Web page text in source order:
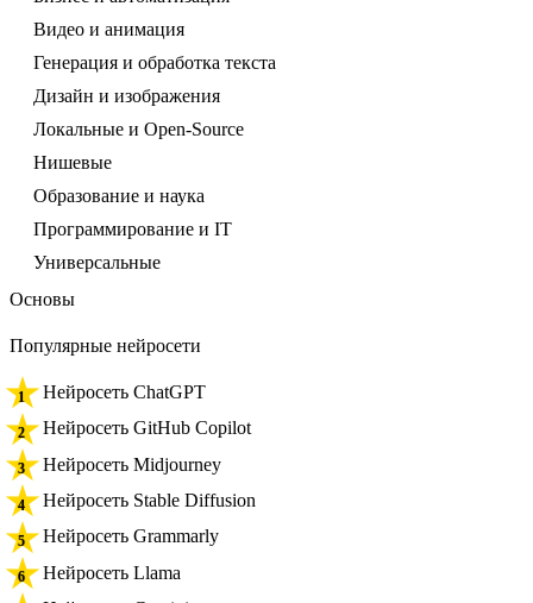
Видео и анимация
Генерация и обработка текста
Дизайн и изображения
Локальные и Open-Source
Нишевые
Образование и наука
Программирование и IT
Универсальные
Основы
Популярные нейросети
Нейросеть ChatGPT
Нейросеть GitHub Copilot
Нейросеть Midjourney
Нейросеть Stable Diffusion
Нейросеть Grammarly
Нейросеть Llama